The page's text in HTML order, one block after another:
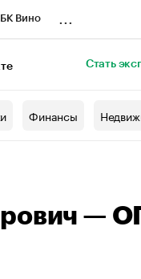
Вино
Стать
Финансы
—